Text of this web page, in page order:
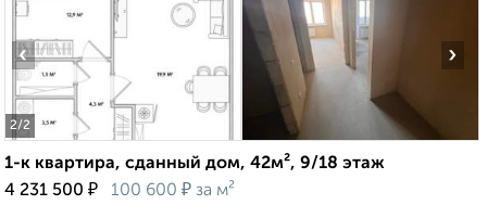
2/2
‹ ›
1-к квартира, сданный дом, 42м², 9/18 этаж
4 231 500 ₽ 100 600 ₽ за м²